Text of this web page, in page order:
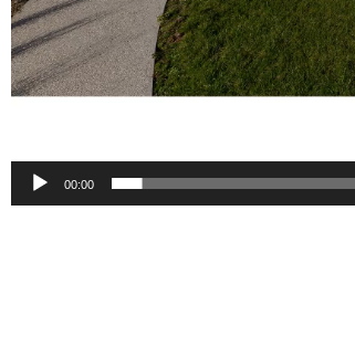
00:00